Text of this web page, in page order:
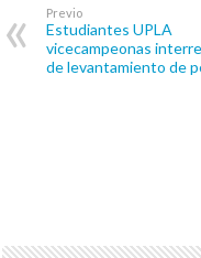
Previo
Estudiantes UPLA
vicecampeonas
de levantamiento de